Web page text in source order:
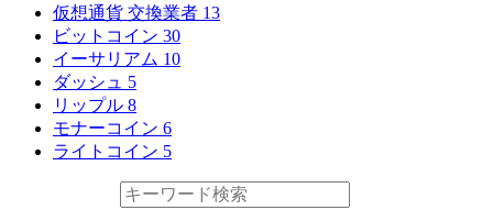
仮想通貨 交換業者 13
ビットコイン 30
イーサリアム 10
ダッシュ 5
リップル 8
モナーコイン 6
ライトコイン 5